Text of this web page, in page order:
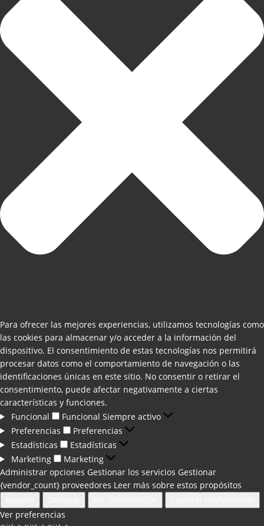
Para ofrecer las mejores experiencias, utilizamos tecnologías como
las cookies para almacenar y/o acceder a la información del
dispositivo. El consentimiento de estas tecnologías nos permitirá
procesar datos como el comportamiento de navegación o las
identificaciones únicas en este sitio. No consentir o retirar el
consentimiento, puede afectar negativamente a ciertas
características y funciones.
Funcional
Funcional Siempre activo
Preferencias
Preferencias
Estadísticas
Estadísticas
Marketing
Marketing
Administrar opciones Gestionar los servicios Gestionar
{vendor_count} proveedores Leer más sobre estos propósitos
Ver preferencias